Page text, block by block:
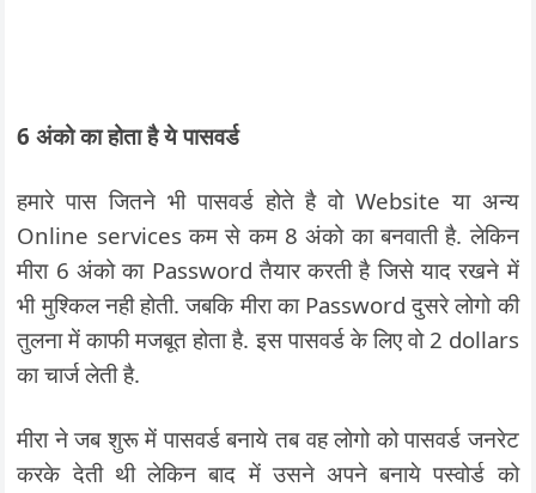
6 अंको का होता है ये पासवर्ड
हमारे पास जितने भी पासवर्ड होते है वो Website या अन्य
Online services कम से कम 8 अंको का बनवाती है. लेकिन
मीरा 6 अंको का Password तैयार करती है जिसे याद रखने में
भी मुश्किल नही होती. जबकि मीरा का Password दुसरे लोगो की
तुलना में काफी मजबूत होता है. इस पासवर्ड के लिए वो 2 dollars
का चार्ज लेती है.
मीरा ने जब शुरू में पासवर्ड बनाये तब वह लोगो को पासवर्ड जनरेट
करके देती थी लेकिन बाद में उसने अपने बनाये पस्वोर्ड को